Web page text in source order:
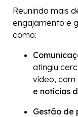
Reunindo mais
engajamento e
como:
atingiu
vídeo, com
e notícias
Gestão de